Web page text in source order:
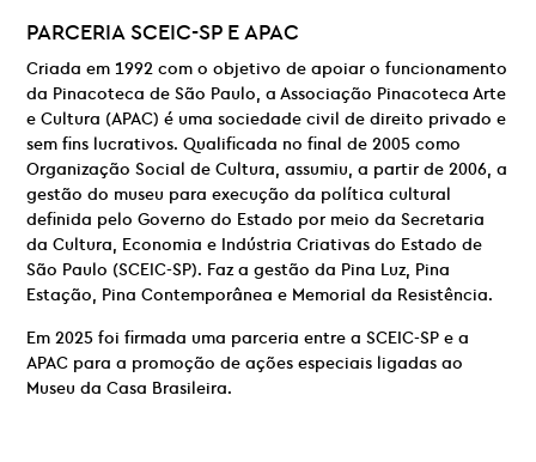
PARCERIASCEIC-SP EAPAC
Criada em 1992 com o objetivo de apoiar o funcionamento
da Pinacoteca de São Paulo, a Associação Pinacoteca Arte
e Cultura (APAC) é uma sociedade civil de direito privado e
sem fins lucrativos. Qualificada no final de 2005 como
Organização Social de Cultura, assumiu, a partir de 2006, a
gestão do museu para execução da política cultural
definida pelo Governo do Estado por meio da Secretaria
da Cultura, Economia e Indústria Criativas do Estado de
São Paulo (SCEIC-SP). Faz a gestão da Pina Luz, Pina
Estação, Pina Contemporânea e Memorial da Resistência.
Em 2025 foi firmada uma parceria entre a SCEIC-SP e a
APAC para a promoção de ações especiais ligadas ao
Museu da Casa Brasileira.